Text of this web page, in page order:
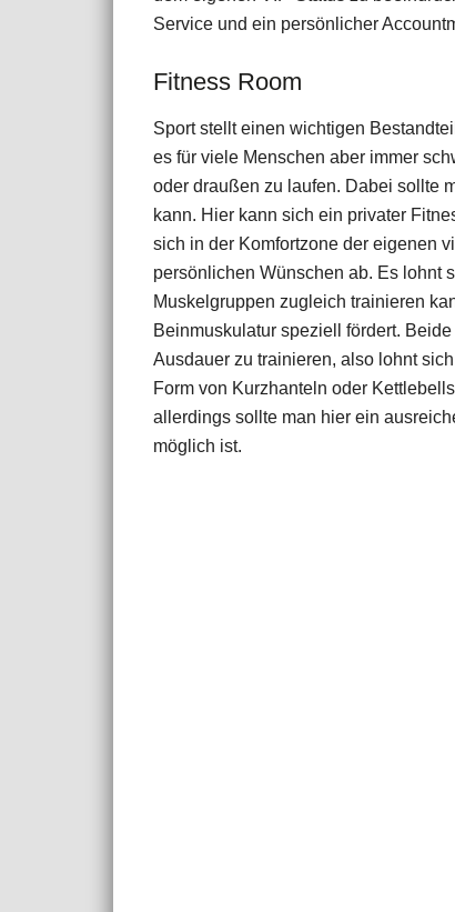
Service und ein persönlicher
​Fitness Room
Sport stellt einen wichtigen
es für viele Menschen aber immer
oder draußen zu laufen. Dabei sollte
kann. Hier kann sich ein privater
sich in der Komfortzone der eigenen
persönlichen Wünschen ab. Es lohnt
Muskelgruppen zugleich trainieren
Beinmuskulatur speziell fördert.
Ausdauer zu trainieren, also lohnt
Form von Kurzhanteln oder
allerdings sollte man hier ein
möglich ist.